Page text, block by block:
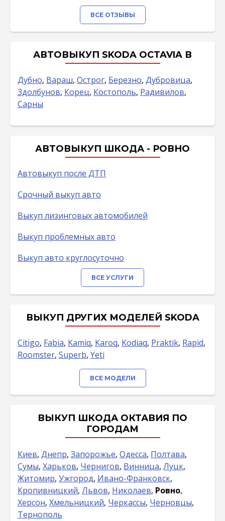
ВСЕ ОТЗЫВЫ
АВТОВЫКУП SKODA OCTAVIA В
Дубно, Вараш, Острог, Березно, Дубровица,
Здолбунов, Корец, Костополь, Радивилов,
Сарны
АВТОВЫКУП ШКОДА - РОВНО
Автовыкуп после ДТП
Срочный выкуп авто
Выкуп лизинговых автомобилей
Выкуп проблемных авто
Выкуп авто круглосуточно
ВСЕ УСЛУГИ
ВЫКУП ДРУГИХ МОДЕЛЕЙ SKODA
Citigo, Fabia, Kamiq, Karoq, Kodiaq, Praktik, Rapid,
Roomster, Superb, Yeti
ВСЕ МОДЕЛИ
ВЫКУП ШКОДА ОКТАВИЯ ПО
ГОРОДАМ
Киев, Днепр, Запорожье, Одесса, Полтава,
Сумы, Харьков, Чернигов, Винница, Луцк,
Житомир, Ужгород, Ивано-Франковск,
Кропивницкий, Львов, Николаев, Ровно,
Херсон, Хмельницкий, Черкассы, Черновцы,
Тернополь